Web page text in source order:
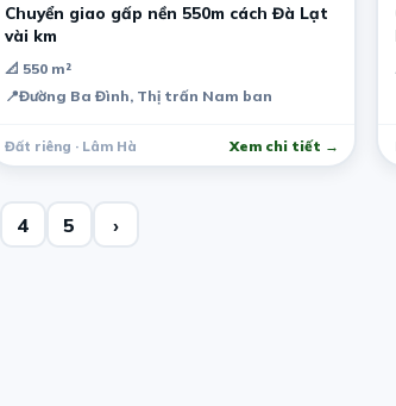
Chuyển giao gấp nền 550m cách Đà Lạt
vài km
📐 550 m²
📍Đường Ba Đình, Thị trấn Nam ban
Đất riêng · Lâm Hà Xem chi tiết →
4 5 ›